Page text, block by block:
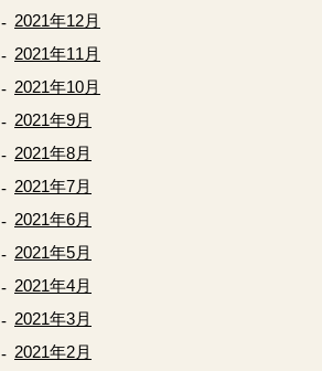
2021年12月
2021年11月
2021年10月
2021年9月
2021年8月
2021年7月
2021年6月
2021年5月
2021年4月
2021年3月
2021年2月